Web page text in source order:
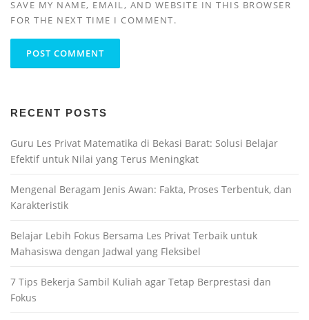
SAVE MY NAME, EMAIL, AND WEBSITE IN THIS BROWSER
FOR THE NEXT TIME I COMMENT.
RECENT POSTS
Guru Les Privat Matematika di Bekasi Barat: Solusi Belajar
Efektif untuk Nilai yang Terus Meningkat
Mengenal Beragam Jenis Awan: Fakta, Proses Terbentuk, dan
Karakteristik
Belajar Lebih Fokus Bersama Les Privat Terbaik untuk
Mahasiswa dengan Jadwal yang Fleksibel
7 Tips Bekerja Sambil Kuliah agar Tetap Berprestasi dan
Fokus